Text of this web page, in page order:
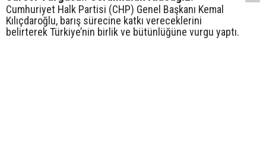
Cumhuriyet Halk Partisi (CHP) Genel Başkanı Kemal
Kılıçdaroğlu, barış sürecine katkı vereceklerini
belirterek Türkiye’nin birlik ve bütünlüğüne vurgu yaptı.